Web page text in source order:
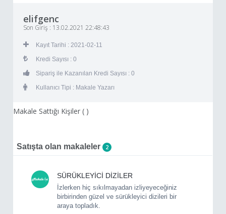
elifgenc
Son Giriş : 13.02.2021 22:48:43
Kayıt Tarihi : 2021-02-11
Kredi Sayısı : 0
Sipariş ile Kazanılan Kredi Sayısı : 0
Kullanıcı Tipi : Makale Yazarı
Makale Sattığı Kişiler ( )
Satışta olan makaleler 2
SÜRÜKLEYİCİ DİZİLER
İzlerken hiç sıkılmayadan izliyeyeceğiniz
birbirinden güzel ve sürükleyici dizileri bir
araya topladık.